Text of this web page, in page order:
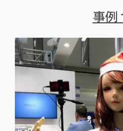
事例